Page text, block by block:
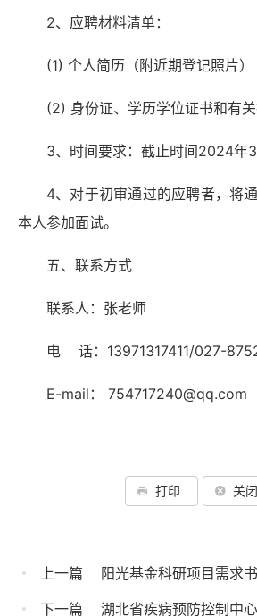
2、应聘材料清单：
(1) 个人简历（附近期登记照片）
(2) 身份证、学历学位证书和有关
3、时间要求：截止时间2024年3
4、对于初审通过的应聘者，将
本人参加面试。
五、联系方式
联系人：张老师
电 话：13971317411/027-
E-mail： 754717240@qq.com
打印 关闭
上一篇
阳光基金科研项目需求书
下一篇
湖北省疾病预防控制中